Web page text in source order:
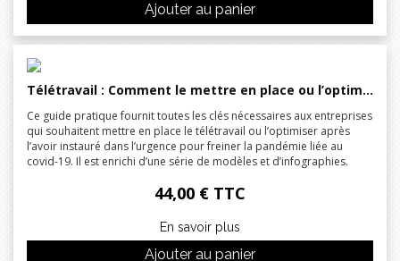
Ajouter au panier
Télétravail : Comment le mettre en place ou l’optimiser ?
Ce guide pratique fournit toutes les clés nécessaires aux entreprises
qui souhaitent mettre en place le télétravail ou l’optimiser après
l’avoir instauré dans l’urgence pour freiner la pandémie liée au
covid-19. Il est enrichi d’une série de modèles et d’infographies.
44,00 € TTC
En savoir plus
Ajouter au panier